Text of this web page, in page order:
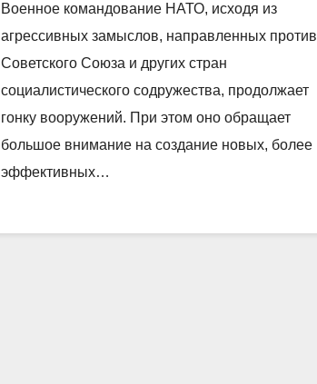
Военное командование НАТО, исходя из
агрессивных замыслов, направленных против
Советского Союза и других стран
социалистического содружества, продолжает
гонку вооружений. При этом оно обращает
большое внимание на создание новых, более
эффективных…